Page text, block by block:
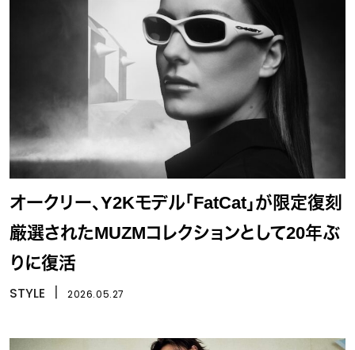
オークリー、Y2Kモデル「FatCat」が限定復刻
厳選されたMUZMコレクションとして20年ぶ
りに復活
STYLE 2026.05.27